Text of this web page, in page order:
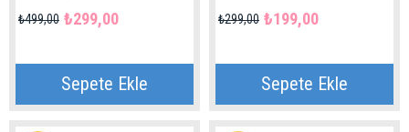
Craft
₺299,00
₺499,00
Sepete Ekle
3+ Yaş| Art Craft Dede
₺199,00
₺299,00
Sepete Ekle